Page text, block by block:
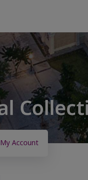
My Account